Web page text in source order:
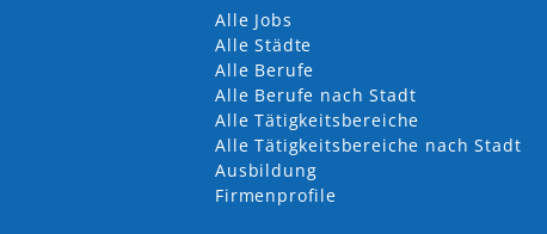
Alle Jobs
Alle Städte
Alle Berufe
Alle Berufe nach Stadt
Alle Tätigkeitsbereiche
Alle Tätigkeitsbereiche nach Stadt
Ausbildung
Firmenprofile